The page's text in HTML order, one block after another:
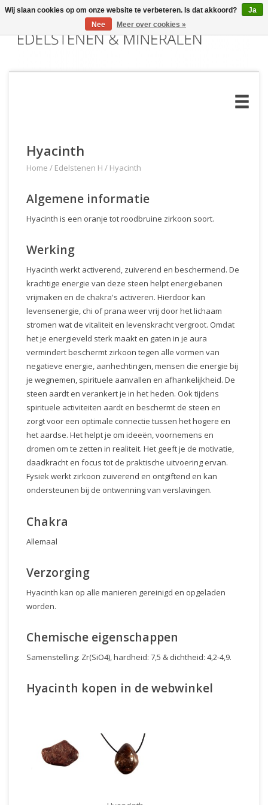
Hyacinth
Home / Edelstenen H / Hyacinth
Algemene informatie
Hyacinth is een oranje tot roodbruine zirkoon soort.
Werking
Hyacinth werkt activerend, zuiverend en beschermend. De
krachtige energie van deze steen helpt energiebanen
vrijmaken en de chakra's activeren. Hierdoor kan
levensenergie, chi of prana weer vrij door het lichaam
stromen wat de vitaliteit en levenskracht vergroot. Omdat
het je energieveld sterk maakt en gaten in je aura
vermindert beschermt zirkoon tegen alle vormen van
negatieve energie, aanhechtingen, mensen die energie bij
je wegnemen, spirituele aanvallen en afhankelijkheid. De
steen aardt en verankert je in het heden. Ook tijdens
spirituele activiteiten aardt en beschermt de steen en
zorgt voor een optimale connectie tussen het hogere en
het aardse. Het helpt je om ideeën, voornemens en
dromen om te zetten in realiteit. Het geeft je de motivatie,
daadkracht en focus tot de praktische uitvoering ervan.
Fysiek werkt zirkoon zuiverend en ontgiftend en kan
ondersteunen bij de ontwenning van verslavingen.
Chakra
Allemaal
Verzorging
Hyacinth kan op alle manieren gereinigd en opgeladen
worden.
Chemische eigenschappen
Samenstelling: Zr(SiO4), hardheid: 7,5 & dichtheid: 4,2-4,9.
Hyacinth kopen in de webwinkel
Wij slaan cookies op om onze website te verbeteren. Is dat akkoord?
Ja
Nee
Meer over cookies »